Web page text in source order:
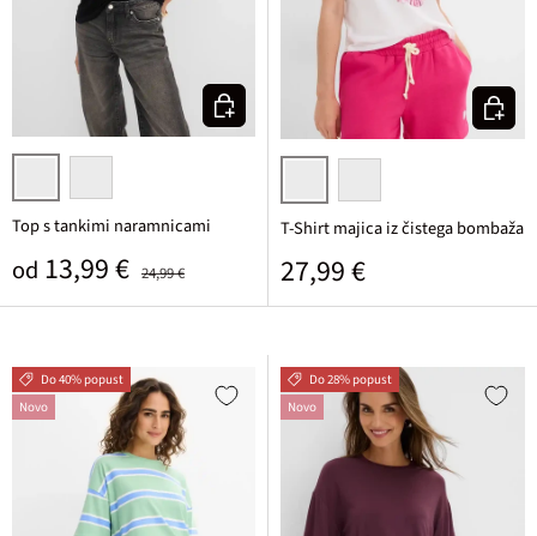
črna bela
Top s tankimi naramnicami
Prodajna cena
od 13,99 € 24,99 €
Izberi varianto
bela potiskanažajbljevo zelena potiskana
T-Shirt majica iz čistega bombaža
Običajna cena
27,99 €
Izberi
Do 40% popust
Novo
Do 28% popust
Novo